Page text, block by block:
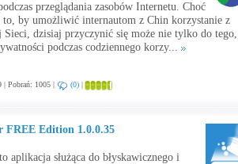
przeglądania zasobów Internetu. Choć
to, by umożliwić internautom z Chin korzystanie z
Sieci, dzisiaj przyczynić się może nie tylko do
podczas codziennego korzy...
| Pobrań: 1005 | (0) |
FREE Edition 1.0.0.35
aplikacja służąca do błyskawicznego i